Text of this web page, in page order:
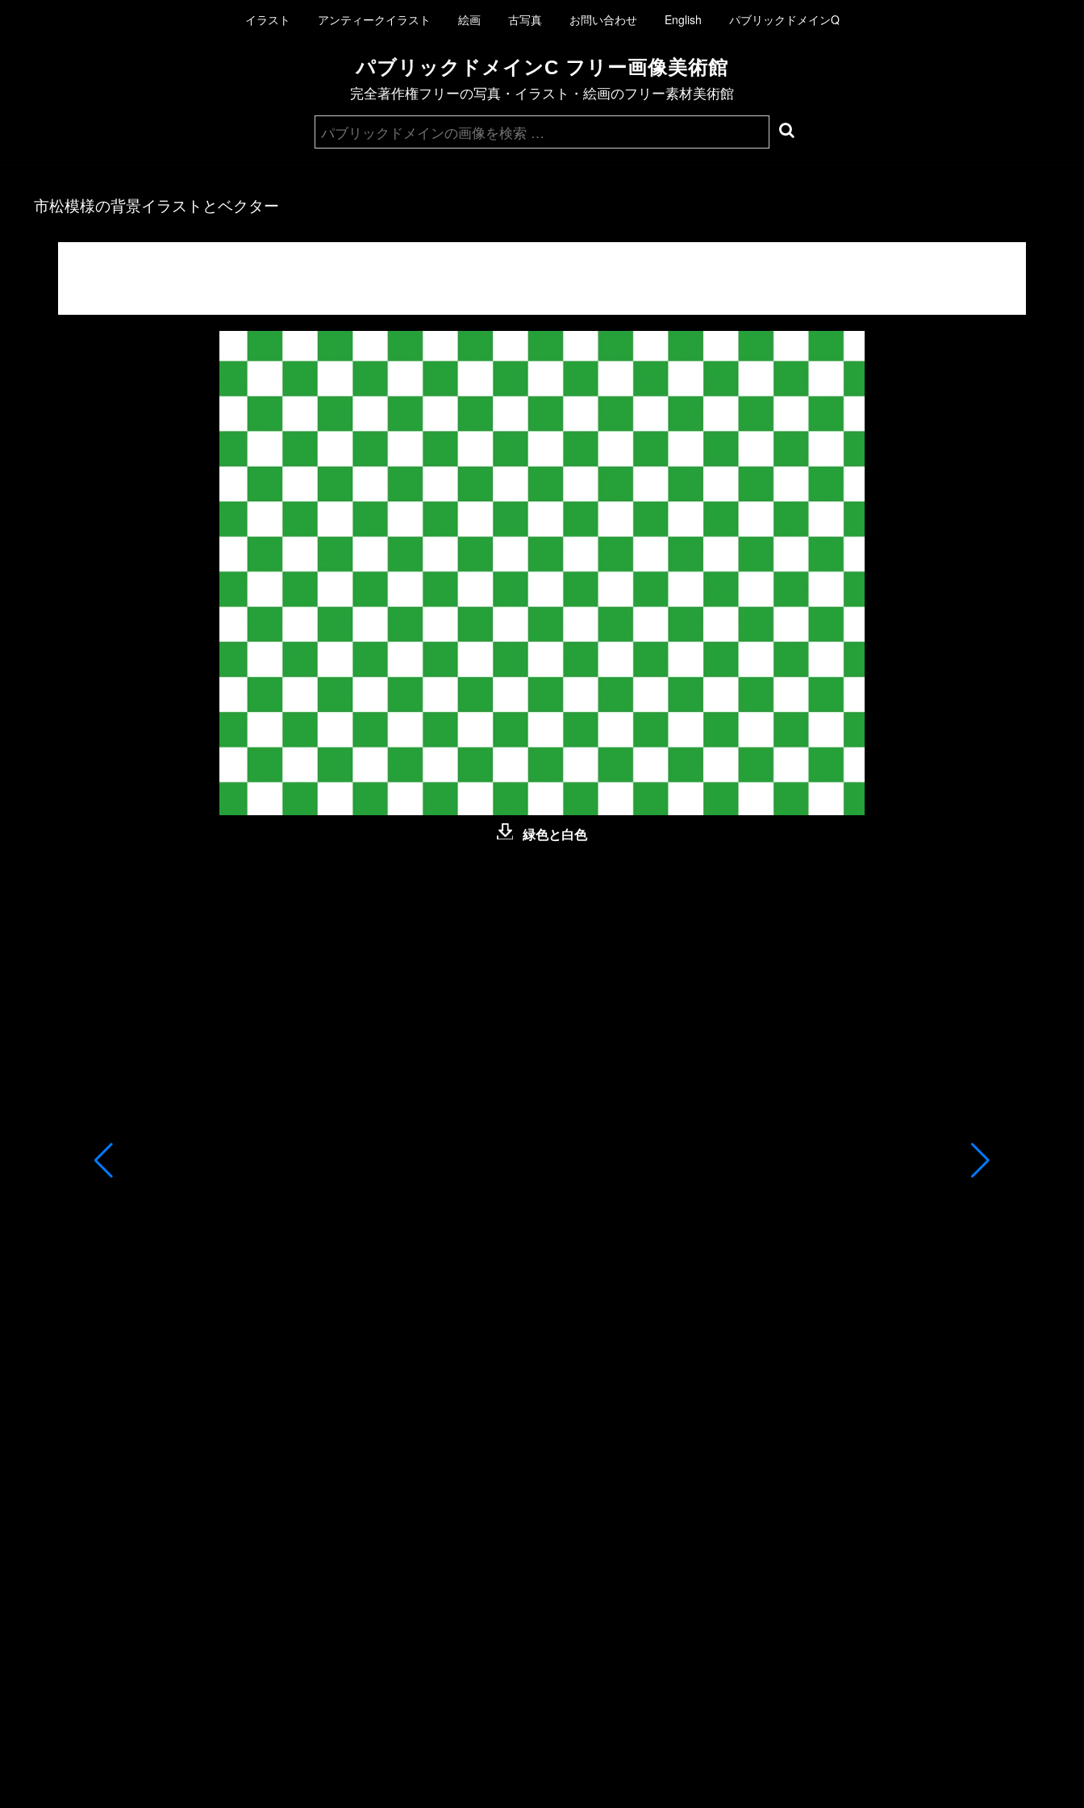
イラスト アンティークイラスト 絵画 古写真 お問い合わせ English パブリックドメインQ
パブリックドメインC フリー画像美術館
完全著作権フリーの写真・イラスト・絵画のフリー素材美術館
市松模様の背景イラストとベクター
緑色と白色